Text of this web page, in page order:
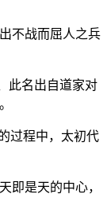
不战而屈人之兵
此名出自道家对
过程中，太初代
即是天的中心，